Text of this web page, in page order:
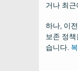
거나 최근
하나, 이
보존 정
습니다.